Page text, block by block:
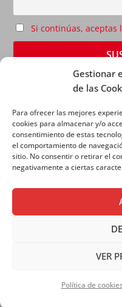
Gestionar
de las
Para ofrecer las mejores
cookies para almacenar y/o
consentimiento de estas
el comportamiento de
sitio. No consentir o retirar el
negativamente a ciertas
VER
Política de cookies
Si continúas,
AVISO LEGAL|